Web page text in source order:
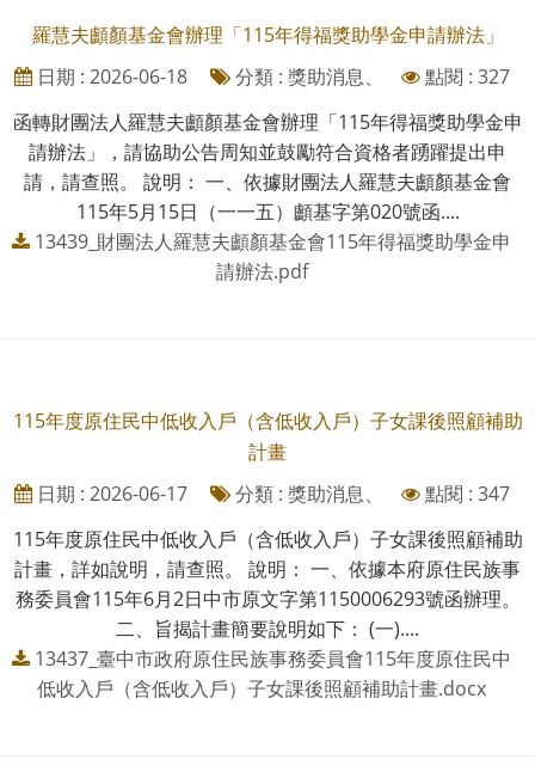
羅慧夫顱顏基金會辦理「115年得福獎助學金申請辦法」
日期 : 2026-06-18
分類 : 獎助消息、
點閱 : 327
函轉財團法人羅慧夫顱顏基金會辦理「115年得福獎助學金申
請辦法」，請協助公告周知並鼓勵符合資格者踴躍提出申
請，請查照。 說明： 一、依據財團法人羅慧夫顱顏基金會
115年5月15日（一一五）顱基字第020號函....
13439_財團法人羅慧夫顱顏基金會115年得福獎助學金申
請辦法.pdf
115年度原住民中低收入戶（含低收入戶）子女課後照顧補助
計畫
日期 : 2026-06-17
分類 : 獎助消息、
點閱 : 347
115年度原住民中低收入戶（含低收入戶）子女課後照顧補助
計畫，詳如說明，請查照。 說明： 一、依據本府原住民族事
務委員會115年6月2日中市原文字第1150006293號函辦理。
二、旨揭計畫簡要說明如下： (一)....
13437_臺中市政府原住民族事務委員會115年度原住民中
低收入戶（含低收入戶）子女課後照顧補助計畫.docx